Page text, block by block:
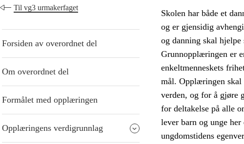
Til vg3 urmakerfaget
Forsiden av overordnet del
Om overordnet del
Formålet med opplæringen
Opplæringens verdigrunnlag
Skolen har både et
og er gjensidig
og danning skal
Grunnopplæringen er
enkeltmenneskets
mål. Opplæringen skal
verden, og for å gjøre
for deltakelse på alle
lever barn og unge
ungdomstidens